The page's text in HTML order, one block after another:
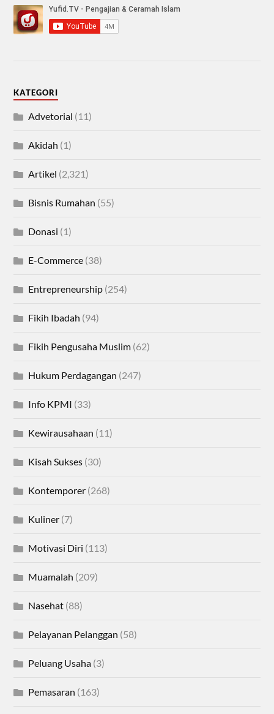
KATEGORI
Advetorial (11)
Akidah (1)
Artikel (2,321)
Bisnis Rumahan (55)
Donasi (1)
E-Commerce (38)
Entrepreneurship (254)
Fikih Ibadah (94)
Fikih Pengusaha Muslim (62)
Hukum Perdagangan (247)
Info KPMI (33)
Kewirausahaan (11)
Kisah Sukses (30)
Kontemporer (268)
Kuliner (7)
Motivasi Diri (113)
Muamalah (209)
Nasehat (88)
Pelayanan Pelanggan (58)
Peluang Usaha (3)
Pemasaran (163)